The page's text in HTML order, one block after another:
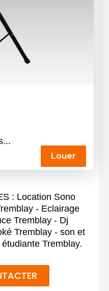
Louer
: Location Sono
- Eclairage
Tremblay - Dj
Tremblay - son et
Tremblay.